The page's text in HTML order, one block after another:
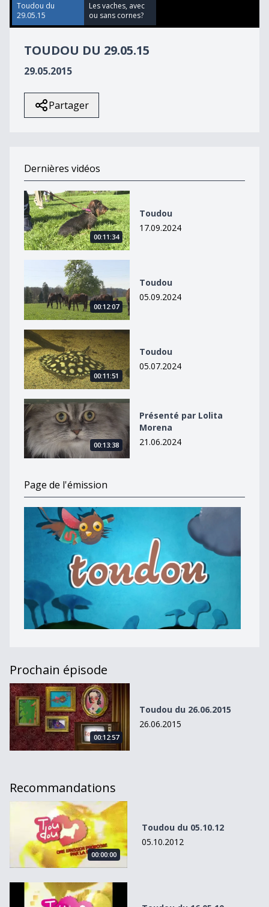
23
seconds
Toudou du
29.05.15
Les vaches, avec
ou sans cornes?
TOUDOU DU 29.05.15
29.05.2015
Partager
Dernières vidéos
Toudou
00:11:34
Toudou
17.09.2024
00:12:07
Toudou
05.09.2024
Toudou
00:11:51
Toudou
05.07.2024
Présenté par Lolita Morena
00:13:38
Présenté par Lolita
Morena
21.06.2024
Page de l'émission
Prochain épisode
Toudou du 26.06.2015
00:12:57
Toudou du 26.06.2015
26.06.2015
Recommandations
Toudou du 05.10.12
00:00:00
Toudou du 05.10.12
05.10.2012
Toudou du 16.05.10